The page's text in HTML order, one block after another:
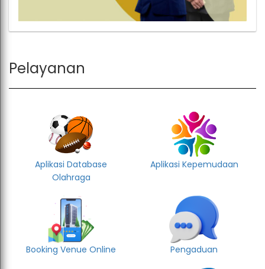
Pelayanan
Aplikasi Database
Olahraga
Aplikasi Kepemudaan
Booking Venue Online Pengaduan